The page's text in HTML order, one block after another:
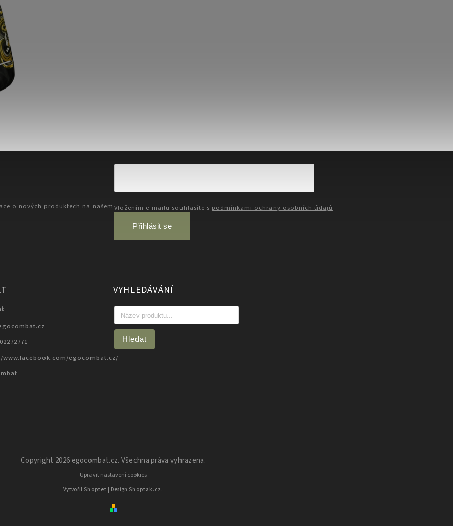
o nových produktech na našem Vložením e-mailu souhlasíte s podmínkami ochrany osobních údajů
Přihlásit se
egocombat.cz/
VYHLEDÁVÁNÍ
Hledat
Copyright 2026 egocombat.cz. Všechna práva vyhrazena.
Upravit nastavení cookies
Vytvořil Shoptet | Design Shoptak.cz.